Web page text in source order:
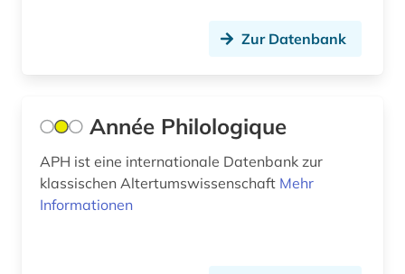
Zur Datenbank
Année Philologique
APH ist eine internationale Datenbank zur
klassischen Altertumswissenschaft Mehr
Informationen